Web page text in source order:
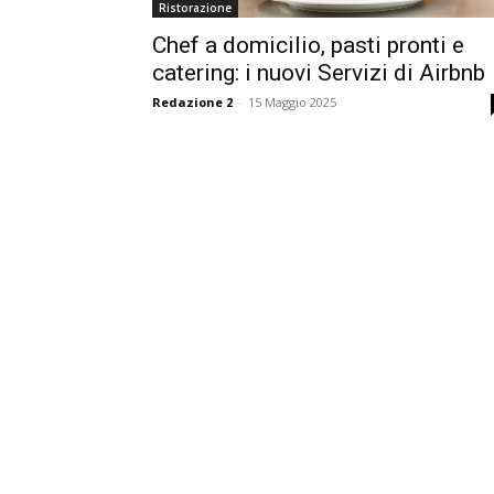
Ristorazione
Chef a domicilio, pasti pronti e
catering: i nuovi Servizi di Airbnb
Redazione 2 - 15 Maggio 2025